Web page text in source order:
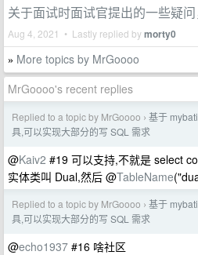
关于面试时面试官提出的一些疑
Aug 4, 2021 • Lastly replied bymorty0
» More topics by MrGoooo
MrGoooo's recent replies
Replied to a topic by MrGoooo › 基于
具,可以实现大部分的写 SQL 需求
@Kaiv2 #19 可以支持,不就是 select
实体类叫 Dual,然后 @TableName
Replied to a topic by MrGoooo › 基于
具,可以实现大部分的写 SQL 需求
@echo1937 #16 啥社区